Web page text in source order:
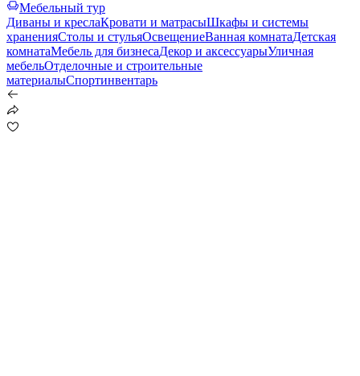
Мебельный тур
Диваны и креслаКровати и матрасыШкафы и системы
храненияСтолы и стульяОсвещениеВанная комнатаДетская
комнатаМебель для бизнесаДекор и аксессуарыУличная
мебельОтделочные и строительные
материалыСпортинвентарь